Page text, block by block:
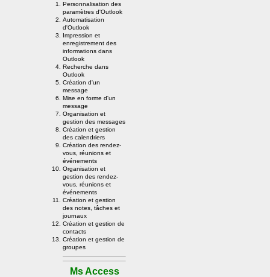
Personnalisation des
paramètres d'Outlook
Automatisation
d'Outlook
Impression et
enregistrement des
informations dans
Outlook
Recherche dans
Outlook
Création d'un
message
Mise en forme d'un
message
Organisation et
gestion des messages
Création et gestion
des calendriers
Création des rendez-
vous, réunions et
événements
Organisation et
gestion des rendez-
vous, réunions et
événements
Création et gestion
des notes, tâches et
journaux
Création et gestion de
contacts
Création et gestion de
groupes
Ms Access